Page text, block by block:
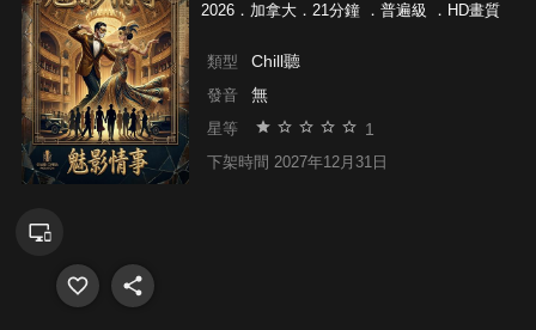
2026．加拿大．21分鐘 ． 普遍級 ．HD畫質
類型 Chill聽
發音 無
星等 1
下架時間 2027年12月31日